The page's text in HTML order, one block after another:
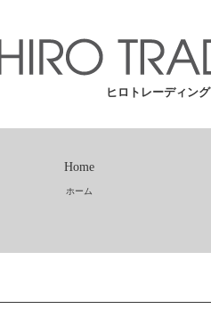
ヒロトレーディング
Home
ホーム